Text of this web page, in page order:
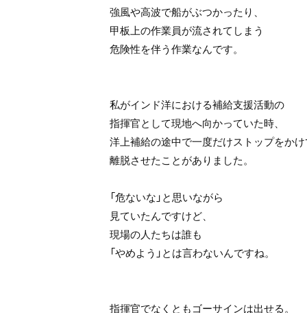
強風や高波で船がぶつかったり、
甲板上の作業員が流されてしまう
危険性を伴う作業なんです。
私がインド洋における補給支援活動の
指揮官として現地へ向かっていた時、
洋上補給の途中で一度だけストップをか
離脱させたことがありました。
「危ないな」と思いながら
見ていたんですけど、
現場の人たちは誰も
「やめよう」とは言わないんですね。
指揮官でなくともゴーサインは出せる。